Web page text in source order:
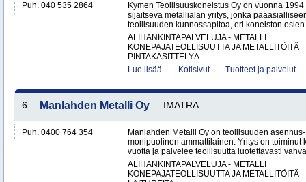
Puh. 040 535 2864
Kymen Teollisuuskoneistus Oy on vuonna
sijaitseva metallialan yritys, jonka
teollisuuden kunnossapitoa, eri koneiston
ALIHANKINTAPALVELUJA - METALLI
KONEPAJATEOLLISUUTTA JA METALLITÖITÄ
PINTAKÄSITTELYÄ..
Lue lisää..
Kotisivut Tuotteet ja palvelut
6. Manlahden Metalli Oy IMATRA
Puh. 0400 764 354
Manlahden Metalli Oy on teollisuuden
monipuolinen ammattilainen. Yritys on toiminut
vuotta ja palvelee teollisuutta luotettavasti
ALIHANKINTAPALVELUJA - METALLI
KONEPAJATEOLLISUUTTA JA METALLITÖITÄ